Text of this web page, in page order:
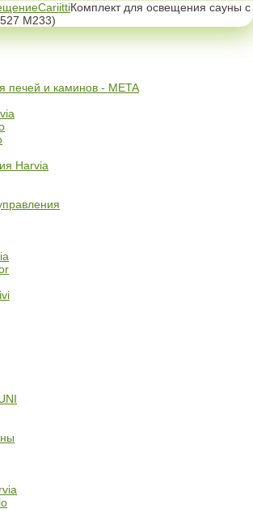
CariittiКомплект для освещения сауны с
M233)
печей и каминов - META
Harvia